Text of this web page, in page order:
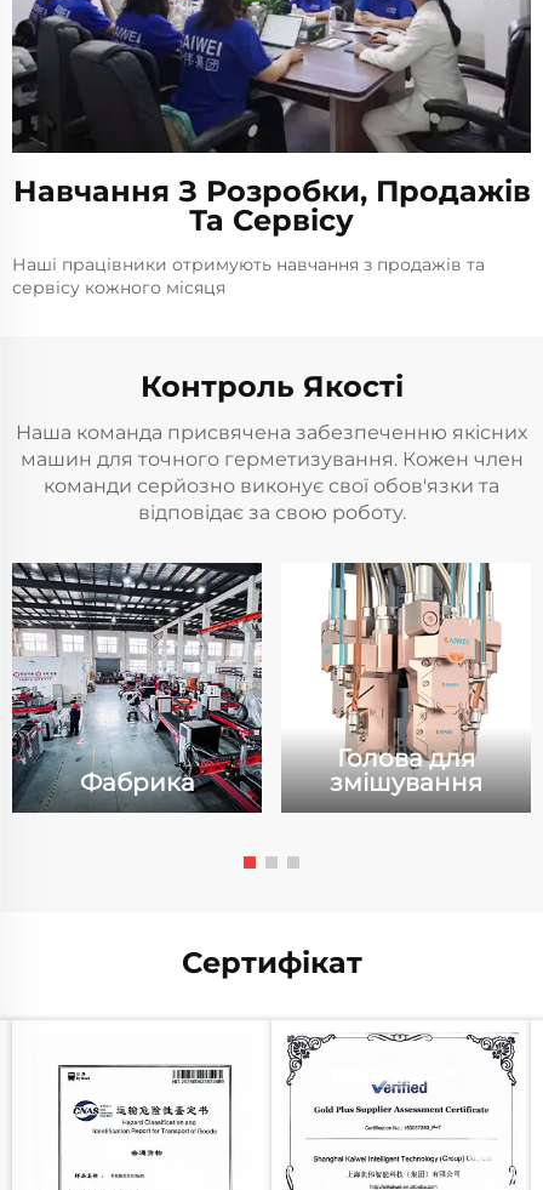
Навчання З Розробки, Продажів
Та Сервісу
Наші працівники отримують навчання з продажів та
сервісу кожного місяця
Контроль Якості
Наша команда присвячена забезпеченню якісних
машин для точного герметизування. Кожен член
команди серйозно виконує свої обов'язки та
відповідає за свою роботу.
Фабрика
Голова для
змішування
Сертифікат